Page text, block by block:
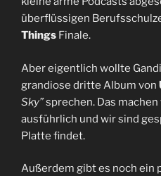
überflüssigen
Things Finale.
Aber eigentlich wollte
grandiose dritte Album von
Sky”sprechen. Das
ausführlich und wir sind
Platte findet.
Außerdem gibt es noch ein